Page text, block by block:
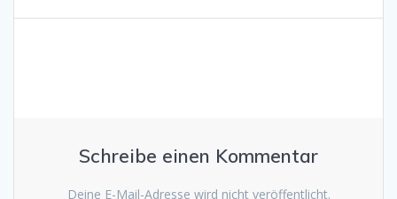
Schreibe einen Kommentar
Deine E-Mail-Adresse wird nicht veröffentlicht.